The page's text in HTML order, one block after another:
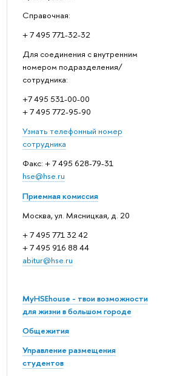
Справочная:
+ 7 495 771-32-32
Для соединения с внутренним
номером подразделения/
сотрудника:
+7 495 531-00-00
+ 7 495 772-95-90
Узнать телефонный номер
сотрудника
Факс: + 7 495 628-79-31
hse@hse.ru
Приемная комиссия
Москва, ул. Мясницкая, д. 20
+ 7 495 771 32 42
+ 7 495 916 88 44
abitur@hse.ru
MyHSEhouse - твои возможности
для жизни в большом городе
Общежития
Управление размещения
студентов